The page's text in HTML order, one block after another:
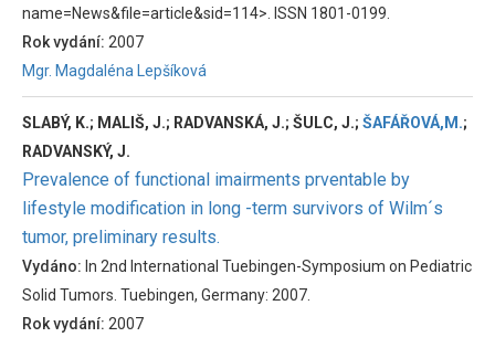
name=News&file=article&sid=114>. ISSN 1801-0199.
Rok vydání: 2007
Mgr. Magdaléna Lepšíková
SLABÝ, K.; MALIŠ, J.; RADVANSKÁ, J.; ŠULC, J.; ŠAFÁŘOVÁ,M.;
RADVANSKÝ, J.
Prevalence of functional imairments prventable by
lifestyle modification in long -term survivors of Wilm´s
tumor, preliminary results.
Vydáno: In 2nd International Tuebingen-Symposium on Pediatric
Solid Tumors. Tuebingen, Germany: 2007.
Rok vydání: 2007